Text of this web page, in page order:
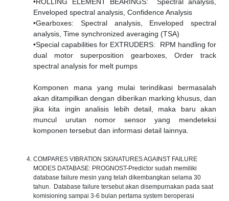
Enveloped spectral analysis, Confidence Analysis
•Gearboxes: Spectral analysis, Enveloped spectral
analysis, Time synchronized averaging (TSA)
•Special capabilities for EXTRUDERS: RPM handling for
dual motor superposition gearboxes, Order track
spectral analysis for melt pumps
Komponen mana yang mulai terindikasi bermasalah
akan ditampilkan dengan diberikan marking khusus, dan
jika kita ingin analisis lebih detail, maka baru akan
muncul urutan nomor sensor yang mendeteksi
komponen tersebut dan informasi detail lainnya.
COMPARES VIBRATION SIGNATURES AGAINST FAILURE
MODES DATABASE: PROGNOST-Predictor sudah memiliki
database failure mesin yang telah dikembangkan selama 30
tahun. Database failure tersebut akan disempurnakan pada saat
komisioning sampai 3-6 bulan pertama system beroperasi